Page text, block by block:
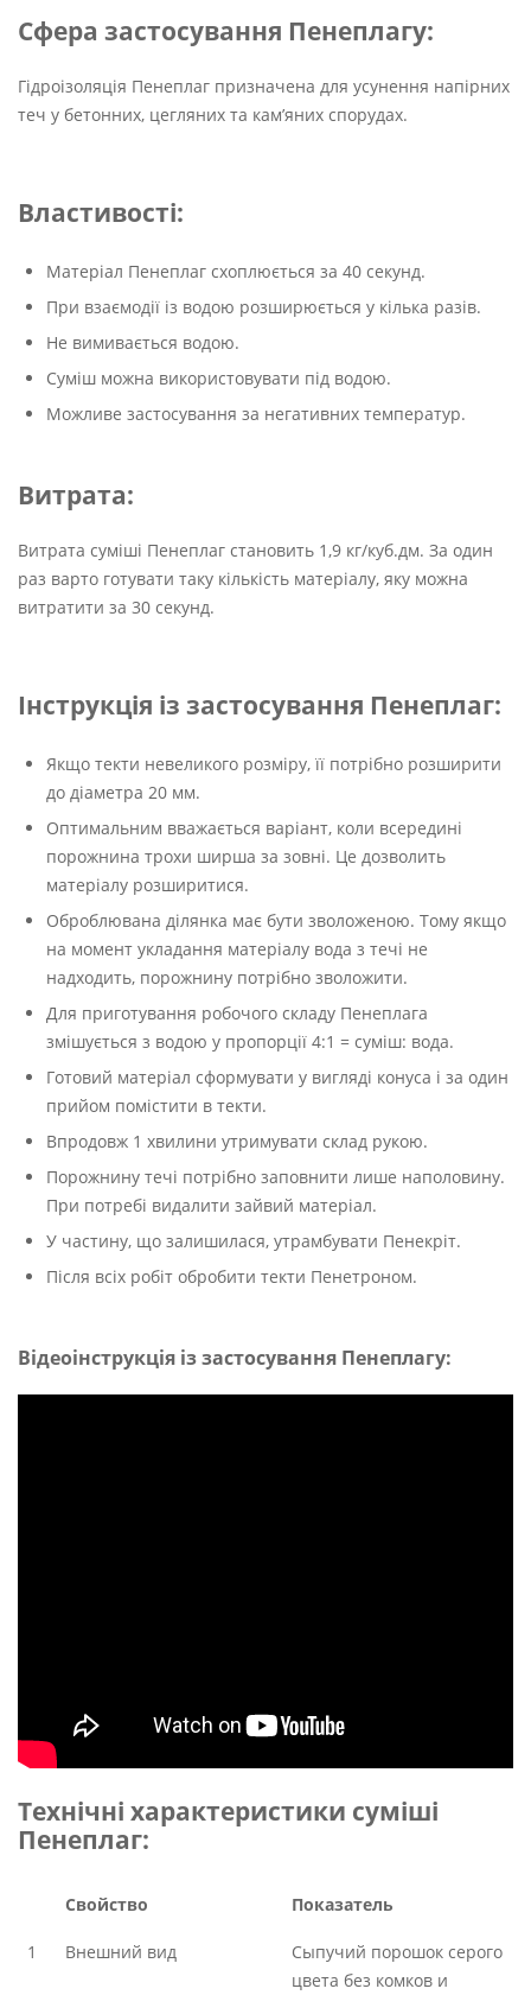
Сфера застосування Пенеплагу:
Гідроізоляція Пенеплаг призначена для усунення напірних
теч у бетонних, цегляних та кам’яних спорудах.
Властивості:
Матеріал Пенеплаг схоплюється за 40 секунд.
При взаємодії із водою розширюється у кілька разів.
Не вимивається водою.
Суміш можна використовувати під водою.
Можливе застосування за негативних температур.
Витрата:
Витрата суміші Пенеплаг становить 1,9 кг/куб.дм. За один
раз варто готувати таку кількість матеріалу, яку можна
витратити за 30 секунд.
Інструкція із застосування Пенеплаг:
Якщо текти невеликого розміру, її потрібно розширити
до діаметра 20 мм.
Оптимальним вважається варіант, коли всередині
порожнина трохи ширша за зовні. Це дозволить
матеріалу розширитися.
Оброблювана ділянка має бути зволоженою. Тому якщо
на момент укладання матеріалу вода з течі не
надходить, порожнину потрібно зволожити.
Для приготування робочого складу Пенеплага
змішується з водою у пропорції 4:1 = суміш: вода.
Готовий матеріал сформувати у вигляді конуса і за один
прийом помістити в текти.
Впродовж 1 хвилини утримувати склад рукою.
Порожнину течі потрібно заповнити лише наполовину.
При потребі видалити зайвий матеріал.
У частину, що залишилася, утрамбувати Пенекріт.
Після всіх робіт обробити текти Пенетроном.
Відеоінструкція із застосування Пенеплагу:
Технічні характеристики суміші
Пенеплаг:
Свойство Показатель
1 Внешний вид
Сыпучий порошок серого
цвета без комков и